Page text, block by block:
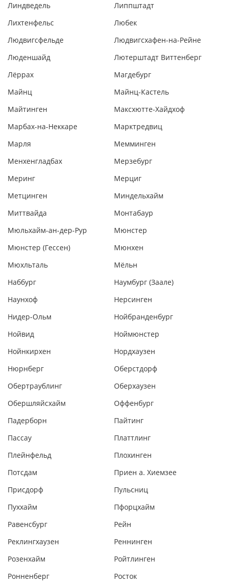
Линдведель
Липпштадт
Лихтенфельс
Любек
Людвигсфельде
Людвигсхафен-на-Рейне
Люденшайд
Лютерштадт Виттенберг
Лёррах
Магдебург
Майнц
Майнц-Кастель
Майтинген
Максхютте-Хайдхоф
Марбах-на-Неккаре
Марктредвиц
Марля
Мемминген
Менхенгладбах
Мерзебург
Меринг
Мерциг
Метцинген
Миндельхайм
Миттвайда
Монтабаур
Мюльхайм-ан-дер-Рур
Мюнстер
Мюнстер (Гессен)
Мюнхен
Мюхльталь
Мёльн
Наббург
Наумбург (Заале)
Наунхоф
Нерсинген
Нидер-Ольм
Нойбранденбург
Нойвид
Ноймюнстер
Нойнкирхен
Нордхаузен
Нюрнберг
Оберстдорф
Обертраублинг
Оберхаузен
Обершляйсхайм
Оффенбург
Падерборн
Пайтинг
Пассау
Платтлинг
Плейнфельд
Плохинген
Потсдам
Приен а. Хиемзее
Присдорф
Пульсниц
Пуххайм
Пфорцхайм
Равенсбург
Рейн
Реклингхаузен
Реннинген
Розенхайм
Ройтлинген
Ронненберг
Росток